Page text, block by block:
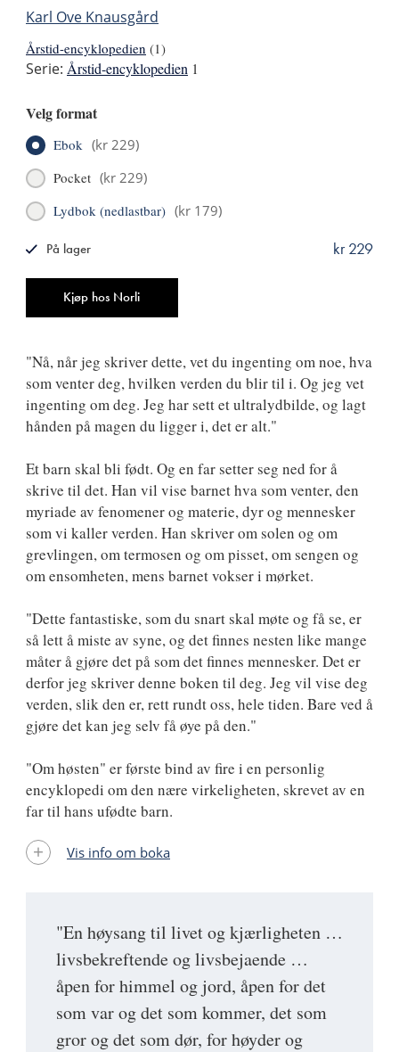
Karl Ove Knausgård
Årstid-encyklopedien (1)
Serie: Årstid-encyklopedien 1
Velg format
Ebok (kr 229)
Pocket (kr 229)
Lydbok (nedlastbar) (kr 179)
Kjøp hos Norli
kr 229
På lager
"En høysang til livet og kjærligheten …
livsbekreftende og livsbejaende …
åpen for himmel og jord, åpen for det
som var og det som kommer, det som
gror og det som dør, for høyder og
"Nå, når jeg skriver dette, vet du ingenting om noe, hva
som venter deg, hvilken verden du blir til i. Og jeg vet
ingenting om deg. Jeg har sett et ultralydbilde, og lagt
hånden på magen du ligger i, det er alt."
Et barn skal bli født. Og en far setter seg ned for å
skrive til det. Han vil vise barnet hva som venter, den
myriade av fenomener og materie, dyr og mennesker
som vi kaller verden. Han skriver om solen og om
grevlingen, om termosen og om pisset, om sengen og
om ensomheten, mens barnet vokser i mørket.
"Dette fantastiske, som du snart skal møte og få se, er
så lett å miste av syne, og det finnes nesten like mange
måter å gjøre det på som det finnes mennesker. Det er
derfor jeg skriver denne boken til deg. Jeg vil vise deg
verden, slik den er, rett rundt oss, hele tiden. Bare ved å
gjøre det kan jeg selv få øye på den."
"Om høsten" er første bind av fire i en personlig
encyklopedi om den nære virkeligheten, skrevet av en
far til hans ufødte barn.
Vis info om boka